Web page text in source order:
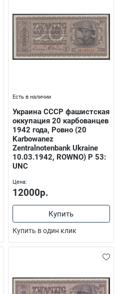
Есть в наличии
Украина СССР фашистская
оккупация 20 карбованцев
1942 года, Ровно (20
Karbowanez
Zentralnotenbank Ukraine
10.03.1942, ROWNO) P 53:
UNC
Цена:
12000р.
Купить
Купить в один клик